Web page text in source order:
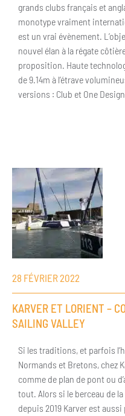
grands clubs français et
monotype vraiment
est un vrai évènement.
nouvel élan à la régate
proposition. Haute
de 9.14m à l’étrave
versions : Club et One
28 FÉVRIER 2022
KARVER ET LORIENT –
SAILING VALLEY
Si les traditions, et parfois
Normands et Bretons, chez
comme de plan de pont ou
tout. Alors si le berceau de
depuis 2019 Karver est